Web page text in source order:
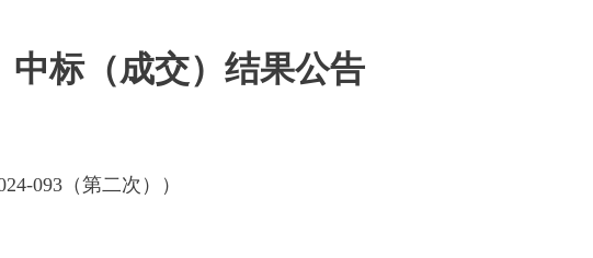
标（成交）结果公告
093（第二次））